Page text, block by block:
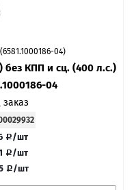
04)
без КПП и сц. (400 л.с.)
04
заказ
/шт
/шт
/шт